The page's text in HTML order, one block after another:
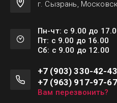
г. Сызрань,
Пн-чт: с 9.00 до
Пт: с 9.00 до 16.00
Сб: с 9.00 до 12.00
+7 (903) 330-42-43
+7 (963) 917-97-67
Вам перезвонить?